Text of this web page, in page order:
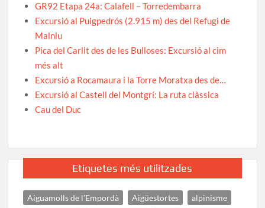
GR92 Etapa 24a: Calafell – Torredembarra
Excursió al Puigpedrós (2.915 m) des del Refugi de
Malniu
Pica del Carlit des de les Bulloses: Excursió al cim
més alt
Excursió a Rocamaura i la Torre Moratxa des de…
Excursió al Castell del Montgrí: La ruta clàssica
Cau del Duc
Etiquetes més utilitzades
Aiguamolls de l'Empordà Aigüestortes
alpinisme